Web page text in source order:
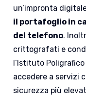
un’impronta
il portafoglio in
del telefono.
crittografati e
l’Istituto
accedere a servizi
sicurezza più